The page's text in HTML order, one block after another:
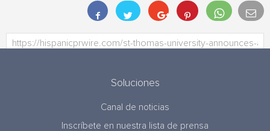
Soluciones
Canal de noticias
Inscríbete en nuestra lista de prensa